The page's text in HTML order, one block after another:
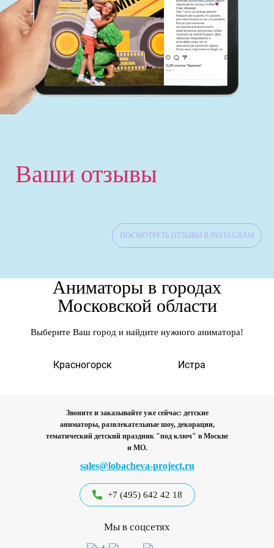
Ваши отзывы
ПОСМОТРЕТЬ ОТЗЫВЫ В INSTAGRAM
Аниматоры в городах
Московской области
Выберите Ваш город и найдите нужного аниматора!
Красногорск Истра
Звоните и заказывайте уже сейчас: детские
аниматоры, развлекательные шоу, декорации,
тематический детский праздник "под ключ" в Москве
и МО.
sales@lobacheva-project.ru
+7 (495) 642 42 18
Мы в соцсетях